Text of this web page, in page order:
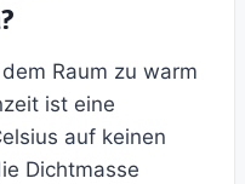
Raum zu warm
ist eine
auf keinen
Dichtmasse